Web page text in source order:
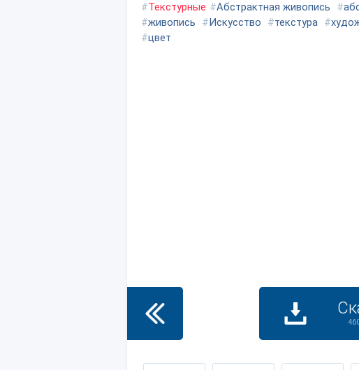
#Текстурные #Абстрактная живопись #
#живопись #Искусство #текстура #
#цвет